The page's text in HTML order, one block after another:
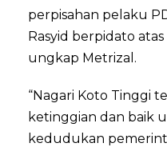
perpisahan pelaku
Rasyid berpidato
ungkap Metrizal.
“Nagari Koto Tinggi
ketinggian dan baik
kedudukan